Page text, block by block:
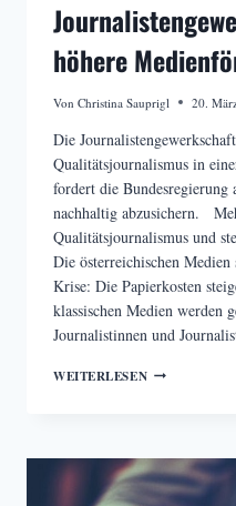
höhere
Von Christina Sauprigl 20.
Die
Qualitätsjournalismus in
fordert die Bundesregierung
nachhaltig abzusichern.
Qualitätsjournalismus und
Die österreichischen
Krise: Die Papierkosten
klassischen Medien werden
Journalistinnen und
WEITERLESEN